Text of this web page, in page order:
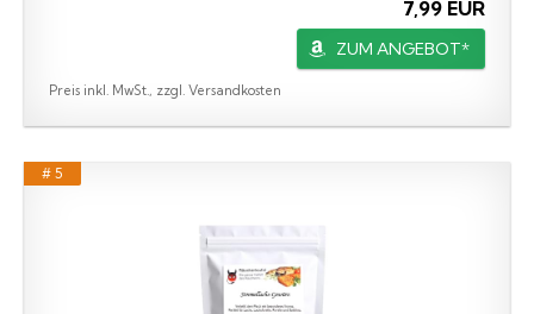
7,99 EUR
ZUM ANGEBOT*
Preis inkl. MwSt., zzgl. Versandkosten
# 5